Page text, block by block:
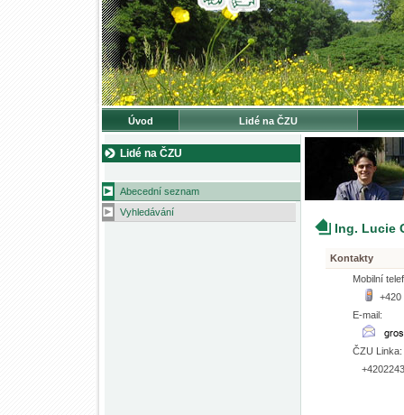
Úvod Lidé na ČZU
Lidé na ČZU
Abecední seznam
Vyhledávání
Ing. Lucie
Kontakty
Mobilní
+420
E-mail:
ČZU Linka: